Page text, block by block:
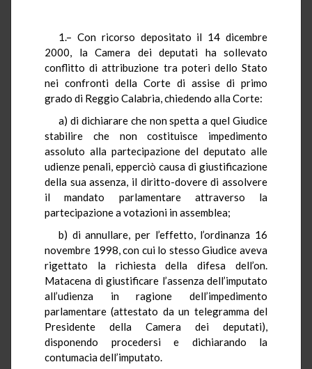
1.– Con ricorso depositato il 14 dicembre
2000, la Camera dei deputati ha sollevato
conflitto di attribuzione tra poteri dello Stato
nei confronti della Corte di assise di primo
grado di Reggio Calabria, chiedendo alla Corte:
a) di dichiarare che non spetta a quel Giudice
stabilire che non costituisce impedimento
assoluto alla partecipazione del deputato alle
udienze penali, epperciò causa di giustificazione
della sua assenza, il diritto-dovere di assolvere
il mandato parlamentare attraverso la
partecipazione a votazioni in assemblea;
b) di annullare, per l’effetto, l’ordinanza 16
novembre 1998, con cui lo stesso Giudice aveva
rigettato la richiesta della difesa dell’on.
Matacena di giustificare l’assenza dell’imputato
all’udienza in ragione dell’impedimento
parlamentare (attestato da un telegramma del
Presidente della Camera dei deputati),
disponendo procedersi e dichiarando la
contumacia dell’imputato.